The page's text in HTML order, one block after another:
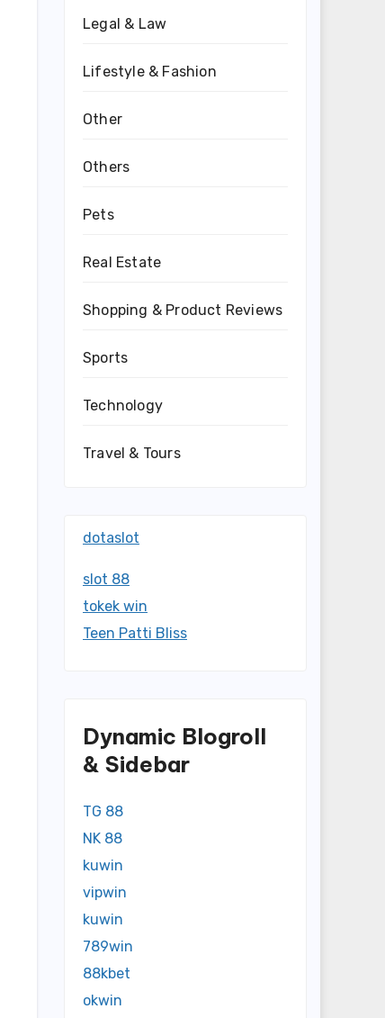
Legal & Law
Lifestyle & Fashion
Other
Others
Pets
Real Estate
Shopping & Product Reviews
Sports
Technology
Travel & Tours
dotaslot
slot 88
tokek win
Teen Patti Bliss
Dynamic Blogroll
& Sidebar
TG 88
NK 88
kuwin
vipwin
kuwin
789win
88kbet
okwin